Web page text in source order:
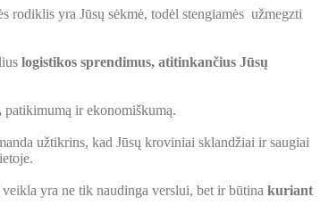
rodiklis yra Jūsų sėkmė, todėl stengiamės užmegzti
logistikos sprendimus, atitinkančius Jūsų
patikimumą ir ekonomiškumą.
užtikrins, kad Jūsų kroviniai sklandžiai ir saugiai
yra ne tik naudinga verslui, bet ir būtina kuriant